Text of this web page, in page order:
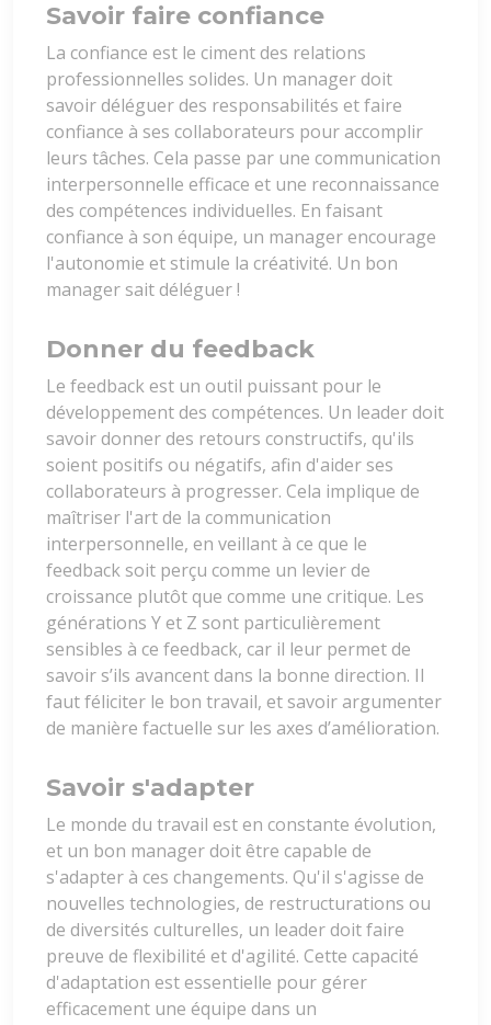
Savoir faire confiance
La confiance est le ciment des relations
professionnelles solides. Un manager doit
savoir déléguer des responsabilités et faire
confiance à ses collaborateurs pour accomplir
leurs tâches. Cela passe par une communication
interpersonnelle efficace et une reconnaissance
des compétences individuelles. En faisant
confiance à son équipe, un manager encourage
l'autonomie et stimule la créativité. Un bon
manager sait déléguer !
Donner du feedback
Le feedback est un outil puissant pour le
développement des compétences. Un leader doit
savoir donner des retours constructifs, qu'ils
soient positifs ou négatifs, afin d'aider ses
collaborateurs à progresser. Cela implique de
maîtriser l'art de la communication
interpersonnelle, en veillant à ce que le
feedback soit perçu comme un levier de
croissance plutôt que comme une critique. Les
générations Y et Z sont particulièrement
sensibles à ce feedback, car il leur permet de
savoir s’ils avancent dans la bonne direction. Il
faut féliciter le bon travail, et savoir argumenter
de manière factuelle sur les axes d’amélioration.
Savoir s'adapter
Le monde du travail est en constante évolution,
et un bon manager doit être capable de
s'adapter à ces changements. Qu'il s'agisse de
nouvelles technologies, de restructurations ou
de diversités culturelles, un leader doit faire
preuve de flexibilité et d'agilité. Cette capacité
d'adaptation est essentielle pour gérer
efficacement une équipe dans un